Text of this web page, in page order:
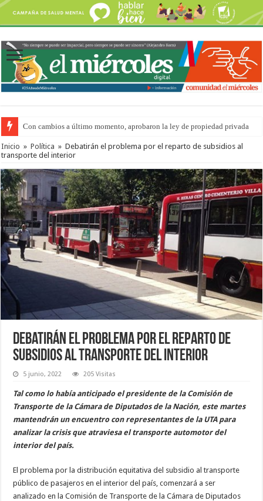
Con cambios a último momento, aprobaron la ley de propiedad privada
Inicio » Política » Debatirán el problema por el reparto de subsidios al
transporte del interior
Debatirán el problema por el reparto de
subsidios al transporte del interior
5 junio, 2022 205 Visitas
Tal como lo había anticipado el presidente de la Comisión de
Transporte de la Cámara de Diputados de la Nación, este martes
mantendrán un encuentro con representantes de la UTA para
analizar la crisis que atraviesa el transporte automotor del
interior del país.
El problema por la distribución equitativa del subsidio al transporte
público de pasajeros en el interior del país, comenzará a ser
analizado en la Comisión de Transporte de la Cámara de Diputados